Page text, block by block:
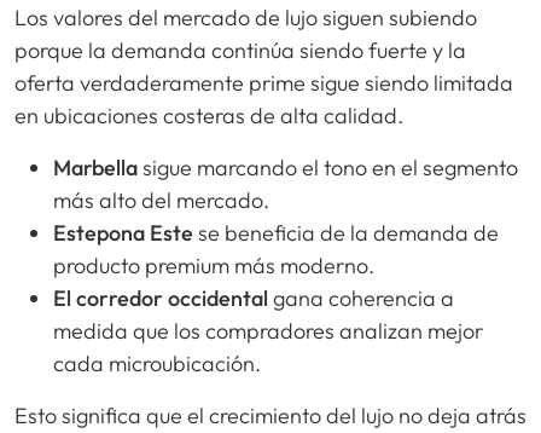
Los valores del mercado de lujo siguen subiendo
porque la demanda continúa siendo fuerte y la
oferta verdaderamente prime sigue siendo limitada
en ubicaciones costeras de alta calidad.
Marbellasigue marcando el tono en el segmento
más alto del mercado.
Estepona Este se beneficia de la demanda de
producto premium más moderno.
El corredor occidental gana coherencia a
medida que los compradores analizan mejor
cada microubicación.
Esto significa que el crecimiento del lujo no deja atrás